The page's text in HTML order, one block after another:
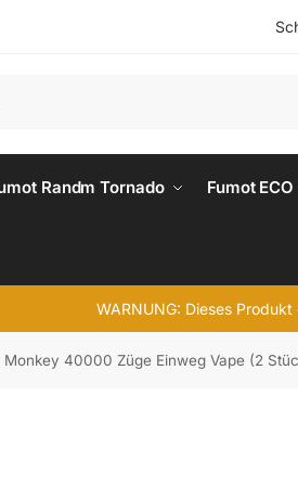
Randm Tornado Fumot
WARNUNG: Dieses
Monkey 40000 Züge Einweg Vape (2